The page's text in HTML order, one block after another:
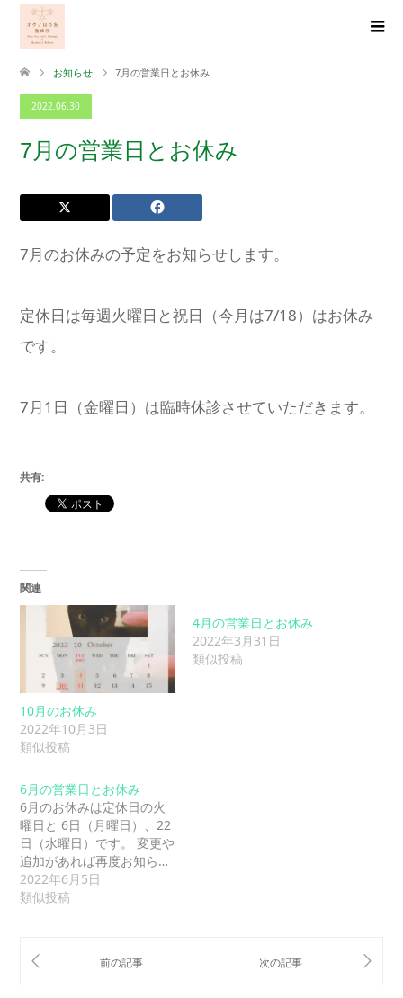
お知らせ 7月の営業日とお休み
2022.06.30
7月の営業日とお休み
7月のお休みの予定をお知らせします。
定休日は毎週火曜日と祝日（今月は7/18）はお休み
です。
7月1日（金曜日）は臨時休診させていただきます。
共有:
関連
10月のお休み
2022年10月3日
類似投稿
4月の営業日とお休み
2022年3月31日
類似投稿
6月の営業日とお休み
6月のお休みは定休日の火
曜日と 6日（月曜日）、22
日（水曜日）です。 変更や
追加があれば再度お知ら…
2022年6月5日
類似投稿